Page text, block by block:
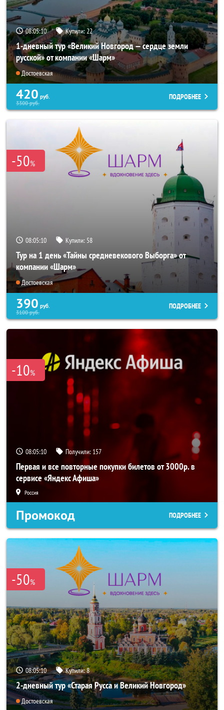
08:05:09 Купили: 22
1-дневный тур «Великий Новгород — сердце земли
русской» от компании «Шарм»
Достоевская
420 руб.
3300руб.
ПОДРОБНЕЕ
-50%
08:05:09 Купили: 58
Тур на 1 день «Тайны средневекового Выборга» от
компании «Шарм»
Достоевская
390 руб.
3100руб.
ПОДРОБНЕЕ
-10%
08:05:09 Получили: 157
Первая и все повторные покупки билетов от 3000р. в
сервисе «Яндекс Афиша»
Россия
Промокод ПОДРОБНЕЕ
-50%
08:05:09 Купили:8
2-дневный тур «Старая Русса и Великий Новгород»
Достоевская